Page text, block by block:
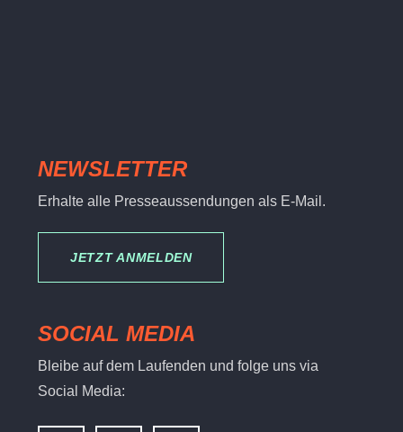
NEWSLETTER
Erhalte alle Presseaussendungen als E-Mail.
JETZT ANMELDEN
SOCIAL MEDIA
Bleibe auf dem Laufenden und folge uns via
Social Media: